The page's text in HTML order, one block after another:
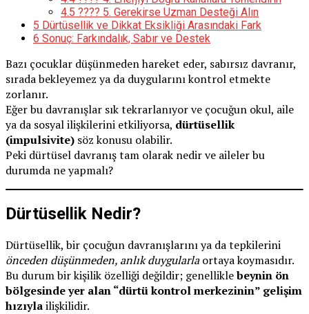
4.5 ???? 5. Gerekirse Uzman Desteği Alın
5 Dürtüsellik ve Dikkat Eksikliği Arasındaki Fark
6 Sonuç: Farkındalık, Sabır ve Destek
Bazı çocuklar düşünmeden hareket eder, sabırsız davranır,
sırada bekleyemez ya da duygularını kontrol etmekte
zorlanır.
Eğer bu davranışlar sık tekrarlanıyor ve çocuğun okul, aile
ya da sosyal ilişkilerini etkiliyorsa, dürtüsellik
(impulsivite) söz konusu olabilir.
Peki dürtüsel davranış tam olarak nedir ve aileler bu
durumda ne yapmalı?
Dürtüsellik Nedir?
Dürtüsellik, bir çocuğun davranışlarını ya da tepkilerini
önceden düşünmeden, anlık duygularlaortaya koymasıdır.
Bu durum bir kişilik özelliği değildir; genelliklebeynin ön
bölgesinde yer alan “dürtü kontrol merkezinin” gelişim
hızıylailişkilidir.